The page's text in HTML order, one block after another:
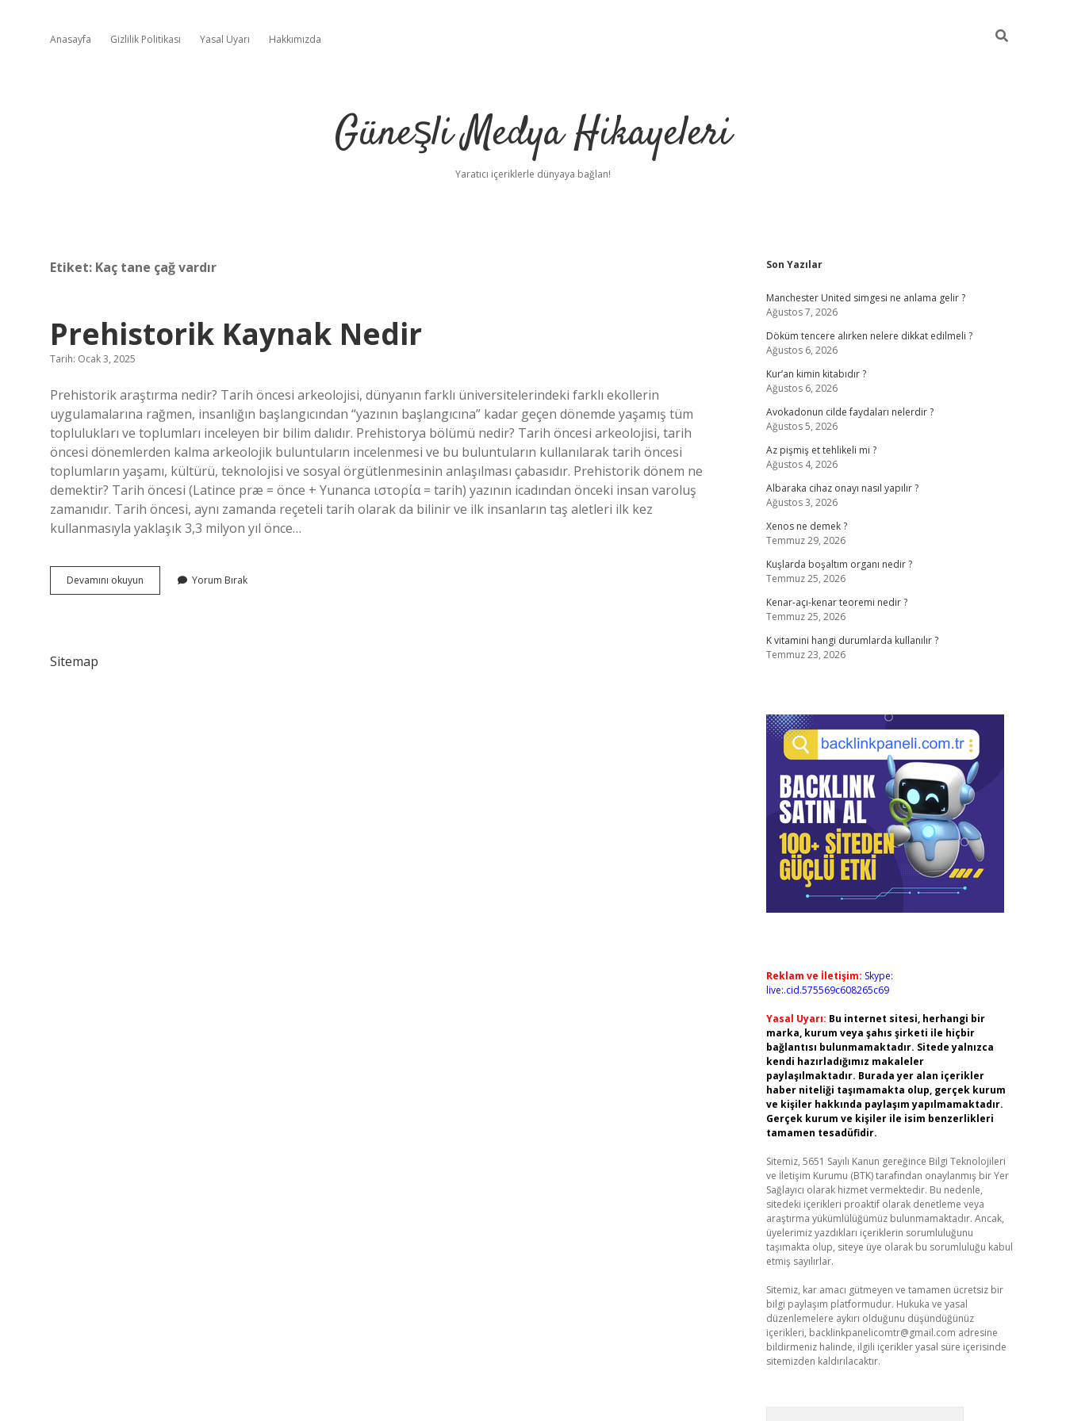
Anasayfa Gizlilik Politikası Yasal Uyarı Hakkımızda
Güneşli Medya Hikayeleri
Yaratıcı içeriklerle dünyaya bağlan!
Etiket: Kaç tane çağ vardır
Prehistorik Kaynak Nedir
Tarih: Ocak 3, 2025
Prehistorik araştırma nedir? Tarih öncesi arkeolojisi, dünyanın farklı üniversitelerindeki farklı ekollerin
uygulamalarına rağmen, insanlığın başlangıcından “yazının başlangıcına” kadar geçen dönemde yaşamış tüm
toplulukları ve toplumları inceleyen bir bilim dalıdır. Prehistorya bölümü nedir? Tarih öncesi arkeolojisi, tarih
öncesi dönemlerden kalma arkeolojik buluntuların incelenmesi ve bu buluntuların kullanılarak tarih öncesi
toplumların yaşamı, kültürü, teknolojisi ve sosyal örgütlenmesinin anlaşılması çabasıdır. Prehistorik dönem ne
demektir? Tarih öncesi (Latince præ = önce + Yunanca ιστορία = tarih) yazının icadından önceki insan varoluş
zamanıdır. Tarih öncesi, aynı zamanda reçeteli tarih olarak da bilinir ve ilk insanların taş aletleri ilk kez
kullanmasıyla yaklaşık 3,3 milyon yıl önce…
Devamını okuyun Prehistorik
Kaynak
Yorum Bırak
Sitemap
Sidebar
Son Yazılar
Manchester United simgesi ne anlama gelir ?
Ağustos 7, 2026
Döküm tencere alırken nelere dikkat edilmeli ?
Ağustos 6, 2026
Kur’an kimin kitabıdır ?
Ağustos 6, 2026
Avokadonun cilde faydaları nelerdir ?
Ağustos 5, 2026
Az pişmiş et tehlikeli mi ?
Ağustos 4, 2026
Albaraka cihaz onayı nasıl yapılır ?
Ağustos 3, 2026
Xenos ne demek ?
Temmuz 29, 2026
Kuşlarda boşaltım organı nedir ?
Temmuz 25, 2026
Kenar-açı-kenar teoremi nedir ?
Temmuz 25, 2026
K vitamini hangi durumlarda kullanılır ?
Temmuz 23, 2026
Reklam ve İletişim: Skype:
live:.cid.575569c608265c69
Yasal Uyarı: Bu internet sitesi, herhangi bir
marka, kurum veya şahıs şirketi ile hiçbir
bağlantısı bulunmamaktadır. Sitede yalnızca
kendi hazırladığımız makaleler
paylaşılmaktadır. Burada yer alan içerikler
haber niteliği taşımamakta olup, gerçek kurum
ve kişiler hakkında paylaşım yapılmamaktadır.
Gerçek kurum ve kişiler ile isim benzerlikleri
tamamen tesadüfidir.
Sitemiz, 5651 Sayılı Kanun gereğince Bilgi Teknolojileri
ve İletişim Kurumu (BTK) tarafından onaylanmış bir Yer
Sağlayıcı olarak hizmet vermektedir. Bu nedenle,
sitedeki içerikleri proaktif olarak denetleme veya
araştırma yükümlülüğümüz bulunmamaktadır. Ancak,
üyelerimiz yazdıkları içeriklerin sorumluluğunu
taşımakta olup, siteye üye olarak bu sorumluluğu kabul
etmiş sayılırlar.
Sitemiz, kar amacı gütmeyen ve tamamen ücretsiz bir
bilgi paylaşım platformudur. Hukuka ve yasal
düzenlemelere aykırı olduğunu düşündüğünüz
içerikleri, backlinkpanelicomtr@gmail.com adresine
bildirmeniz halinde, ilgili içerikler yasal süre içerisinde
sitemizden kaldırılacaktır.